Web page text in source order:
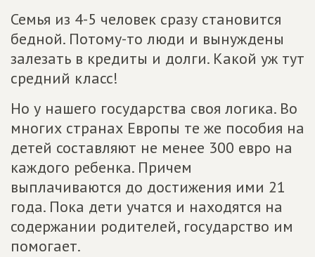
Семья из 4-5 человек сразу становится
бедной. Потому-то люди и вынуждены
залезать в кредиты и долги. Какой уж тут
средний класс!
Но у нашего государства своя логика. Во
многих странах Европы те же пособия на
детей составляют не менее 300 евро на
каждого ребенка. Причем
выплачиваются до достижения ими 21
года. Пока дети учатся и находятся на
содержании родителей, государство им
помогает.